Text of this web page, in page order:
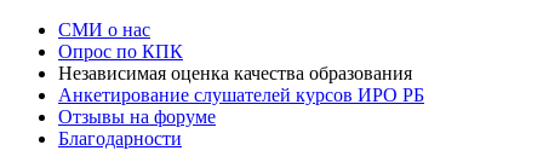
СМИ о нас
Опрос по КПК
Независимая оценка качества образования
Анкетирование слушателей курсов ИРО РБ
Отзывы на форуме
Благодарности